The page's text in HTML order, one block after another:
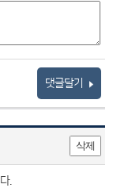
댓글달기
삭제
.